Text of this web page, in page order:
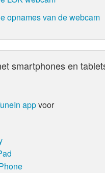
opnames van de webcam
smartphones en
appvoor